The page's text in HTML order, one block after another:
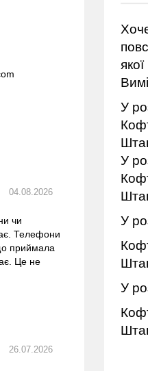
04.08.2026
чи
Телефони
приймала
Це не
26.07.2026
У
У
У
У